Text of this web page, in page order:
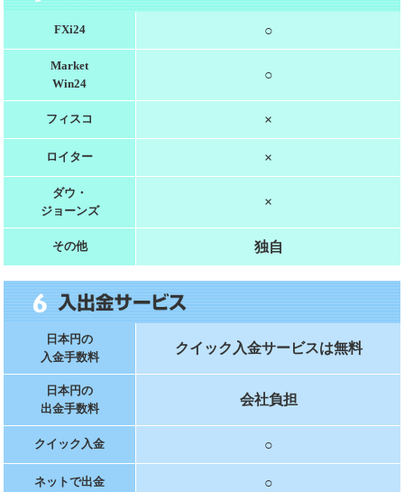
FXi24 ○
Market
Win24
○
フィスコ ×
ロイター ×
ダウ・
ジョーンズ
×
その他 独自
日本円の
入金手数料
クイック入金サービスは無料
日本円の
出金手数料
会社負担
クイック入金 ○
ネットで出金 ○